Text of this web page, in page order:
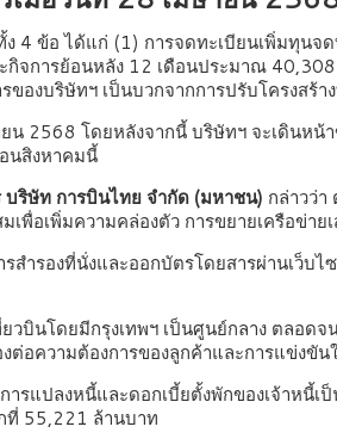
4 ข้อ ได้แก่ (1) การจดทะเบียนเพิ่มทุน
กิจการย้อนหลัง 12 เดือนประมาณ
องบริษัทฯ เป็นบวกจากการปรับโครงสร้า
2568 โดยหลังจากนี้ บริษัทฯ จะเดินห
นสิงหาคมนี้
ริษัท การบินไทย จำกัด (มหาชน) กล่าวว่
เพื่อเพิ่มความคล่องตัว การขยายเครือข่
รองที่นั่งและออกบัตรโดยสารผ่านเว็บ
นโดยมีกรุงเทพฯ เป็นศูนย์กลาง ตลอด
ต่อความต้องการของลูกค้าและการแข่งขั
ารแปลงหนี้และดอกเบี้ยตั้งพักของเจ้า
ที่ 55,221 ล้านบาท